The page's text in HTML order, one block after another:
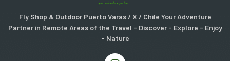
Fly Shop & Outdoor Puerto Varas / X / Chile Your Adventure
Partner in Remote Areas of the Travel - Discover - Explore - Enjoy
- Nature